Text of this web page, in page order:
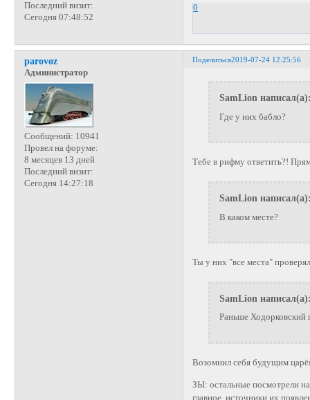
Последний визит:
Сегодня 07:48:52
0
Поделиться2019-07-24 12:25:56
parovoz
Администратор
Сообщений: 10941
Провел на форуме:
8 месяцев 13 дней
Последний визит:
Сегодня 14:27:18
SamLion
Где у них бабло?
Тебе в рифму ответить?!
SamLion
В каком месте?
Ты у них "все места"
SamLion
Раньше Ходорковский
Возомнил себя будущим
ЗЫ: остальные посмотрели
главное, источники их